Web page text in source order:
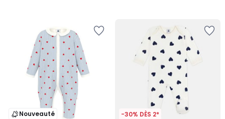
Nouveauté -30% DÈS 2*